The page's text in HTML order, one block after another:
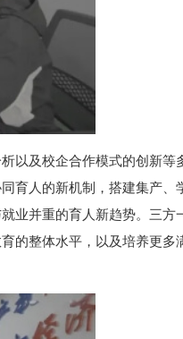
以及校企合作模式的创新等
育人的新机制，搭建集产、
业并重的育人新趋势。三方
的整体水平，以及培养更多